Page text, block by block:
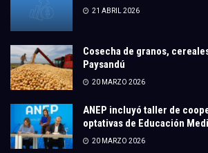
21 ABRIL 2026
Cosecha de granos,
Paysandú
20 MARZO 2026
ANEP incluyó taller de
optativas de Educación
20 MARZO 2026